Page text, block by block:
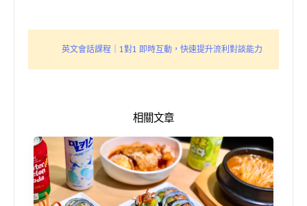
英文會話課程｜1對1 即時互動，快速提升流利對談能力
相關文章